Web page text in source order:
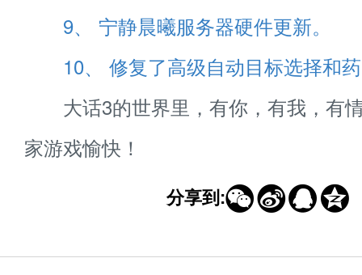
9、 宁静晨曦服务器硬件更新。
10、 修复了高级自动目标选择和
大话3的世界里，有你，有我，有
家游戏愉快！
分享到: